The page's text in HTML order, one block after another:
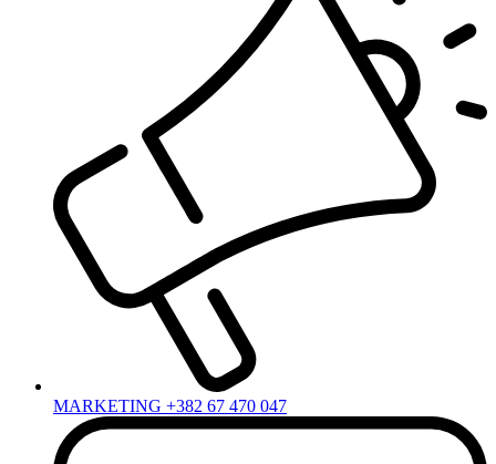
MARKETING +382 67 470 047